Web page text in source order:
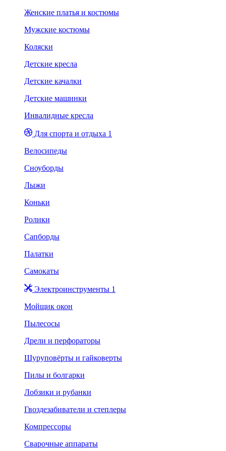
Женские платья и костюмы
Мужские костюмы
Коляски
Детские кресла
Детские качалки
Детские машинки
Инвалидные кресла
Для спорта и отдыха 1
Велосипеды
Сноуборды
Лыжи
Коньки
Ролики
Сапборды
Палатки
Самокаты
Электроинструменты 1
Мойщик окон
Пылесосы
Дрели и перфораторы
Шуруповёрты и гайковерты
Пилы и болгарки
Лобзики и рубанки
Гвоздезабиватели и степлеры
Компрессоры
Сварочные аппараты